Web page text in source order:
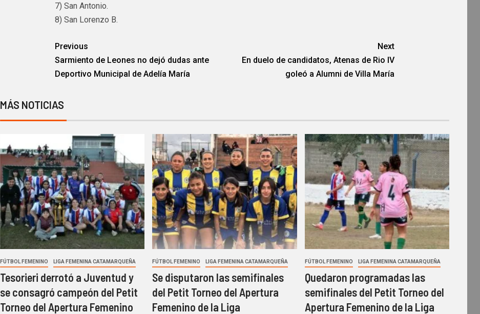
7) San Antonio.
8) San Lorenzo B.
Previous
Sarmiento de Leones no dejó dudas ante
Deportivo Municipal de Adelía María
Next
En duelo de candidatos, Atenas de Rio IV
goleó a Alumni de Villa María
MÁS NOTICIAS
FÚTBOL FEMENINO LIGA FEMENINA CATAMARQUEÑA
Tesorieri derrotó a Juventud y
se consagró campeón del Petit
Torneo del Apertura Femenino
FÚTBOL FEMENINO LIGA FEMENINA CATAMARQUEÑA
Se disputaron las semifinales
del Petit Torneo del Apertura
Femenino de la Liga
FÚTBOL FEMENINO LIGA FEMENINA CATAMARQUEÑA
Quedaron programadas las
semifinales del Petit Torneo del
Apertura Femenino de la Liga